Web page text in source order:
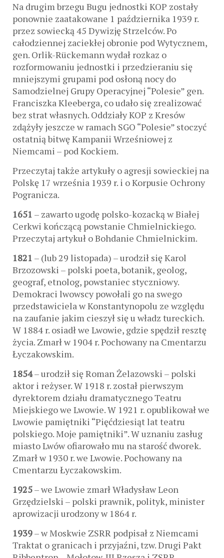
Na drugim brzegu Bugu jednostki KOP zostały
ponownie zaatakowane 1 października 1939 r.
przez sowiecką 45 Dywizję Strzelców. Po
całodziennej zaciekłej obronie pod Wytycznem,
gen. Orlik-Rückemann wydał rozkaz o
rozformowaniu jednostki i przedzieraniu się
mniejszymi grupami pod osłoną nocy do
Samodzielnej Grupy Operacyjnej “Polesie” gen.
Franciszka Kleeberga, co udało się zrealizować
bez strat własnych. Oddziały KOP z Kresów
zdążyły jeszcze w ramach SGO “Polesie” stoczyć
ostatnią bitwę Kampanii Wrześniowej z
Niemcami – pod Kockiem.
Przeczytaj także artykuły o agresji sowieckiej na
Polskę 17 września 1939 r. i o Korpusie Ochrony
Pogranicza.
1651 – zawarto ugodę polsko-kozacką w Białej
Cerkwi kończącą powstanie Chmielnickiego.
Przeczytaj artykuł o Bohdanie Chmielnickim.
1821 – (lub 29 listopada) – urodził się Karol
Brzozowski – polski poeta, botanik, geolog,
geograf, etnolog, powstaniec styczniowy.
Demokraci lwowscy powołali go na swego
przedstawiciela w Konstantynopolu ze względu
na zaufanie jakim cieszył się u władz tureckich.
W 1884 r. osiadł we Lwowie, gdzie spędził resztę
życia. Zmarł w 1904 r. Pochowany na Cmentarzu
Łyczakowskim.
1854– urodził się Roman Żelazowski – polski
aktor i reżyser. W 1918 r. został pierwszym
dyrektorem działu dramatycznego Teatru
Miejskiego we Lwowie. W 1921 r. opublikował we
Lwowie pamiętniki “Pięćdziesiąt lat teatru
polskiego. Moje pamiętniki”. W uznaniu zasług
miasto Lwów ofiarowało mu na starość dworek.
Zmarł w 1930 r. we Lwowie. Pochowany na
Cmentarzu Łyczakowskim.
1925– we Lwowie zmarł Władysław Leon
Grzędzielski – polski prawnik, polityk, minister
aprowizacji urodzony w 1864 r.
1939– w Moskwie ZSRR podpisał z Niemcami
Traktat o granicach i przyjaźni, tzw. Drugi Pakt